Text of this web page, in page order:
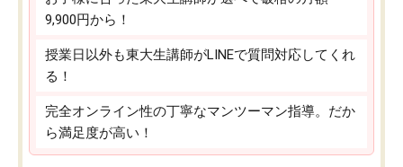
9,900円から！
授業日以外も東大生講師がLINEで質問対応してくれ
る！
完全オンライン性の丁寧なマンツーマン指導。だか
ら満足度が高い！